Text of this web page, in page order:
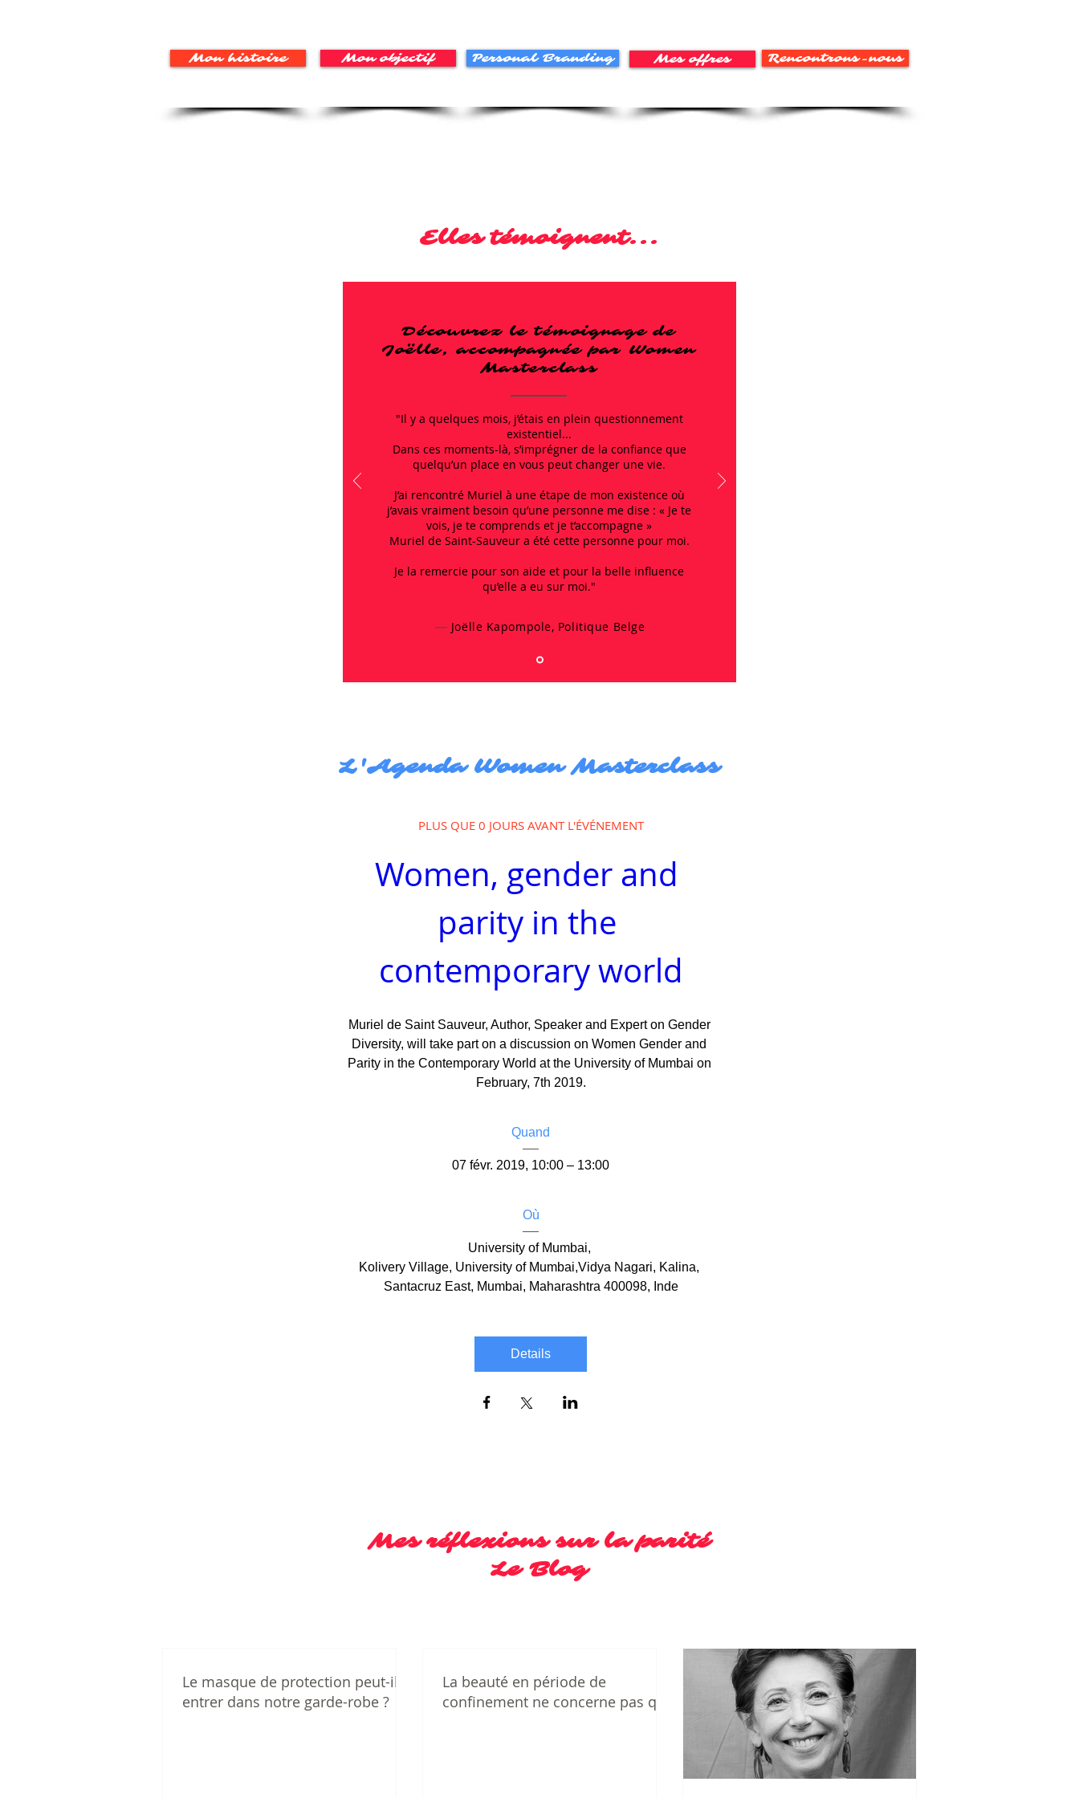
Mon histoire Mon objectif Personal Branding Mes offres Rencontrons-nous
Elles témoignent...
Découvrez le témoignage de
Joëlle, accompagnée par Women
Masterclass
"Il y a quelques mois, j’étais en plein questionnement
existentiel...
Dans ces moments-là, s’imprégner de la confiance que
quelqu’un place en vous peut changer une vie.
J’ai rencontré Muriel à une étape de mon existence où
j’avais vraiment besoin qu’une personne me dise : « Je te
vois, je te comprends et je t’accompagne »
Muriel de Saint-Sauveur a été cette personne pour moi.
Je la remercie pour son aide et pour la belle influence
qu’elle a eu sur moi."
— Joëlle Kapompole, Politique Belge
L'Agenda Women Masterclass
PLUS QUE 0 JOURS AVANT L'ÉVÉNEMENT
Women, gender and
parity in the
contemporary world
Muriel de Saint Sauveur, Author, Speaker and Expert on Gender
Diversity, will take part on a discussion on Women Gender and
Parity in the Contemporary World at the University of Mumbai on
February, 7th 2019.
Quand
07 févr. 2019, 10:00 – 13:00
Où
University of Mumbai,
Kolivery Village, University of Mumbai,Vidya Nagari, Kalina,
Santacruz East, Mumbai, Maharashtra 400098, Inde
Details
Mes réflexions sur la parité
Le Blog
Le masque de protection peut-il
entrer dans notre garde-robe ?
La beauté en période de
confinement ne concerne pas que